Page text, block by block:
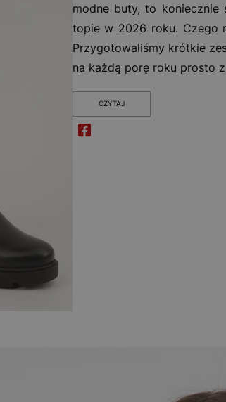
modne buty, to
topie w 2026 roku. Czego
Przygotowaliśmy krótkie
na każdą porę roku prosto
CZYTAJ